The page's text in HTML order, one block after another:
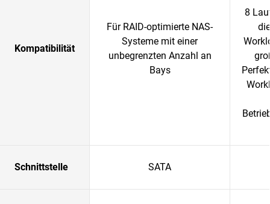
Kompatibilität
Für RAID-optimierte NAS-
Systeme mit einer
unbegrenzten Anzahl an
Bays
8
Schnittstelle SATA